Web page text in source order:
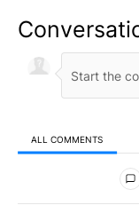
ALL COMMENTS
All Comments